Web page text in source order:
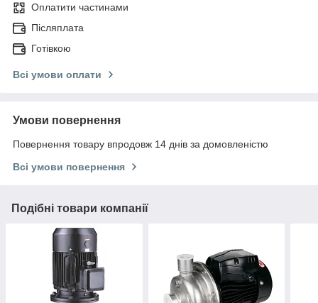
Оплатити частинами
Післяплата
Готівкою
Всі умови оплати
Умови повернення
Повернення товару впродовж 14 днів за домовленістю
Всі умови повернення
Подібні товари компанії